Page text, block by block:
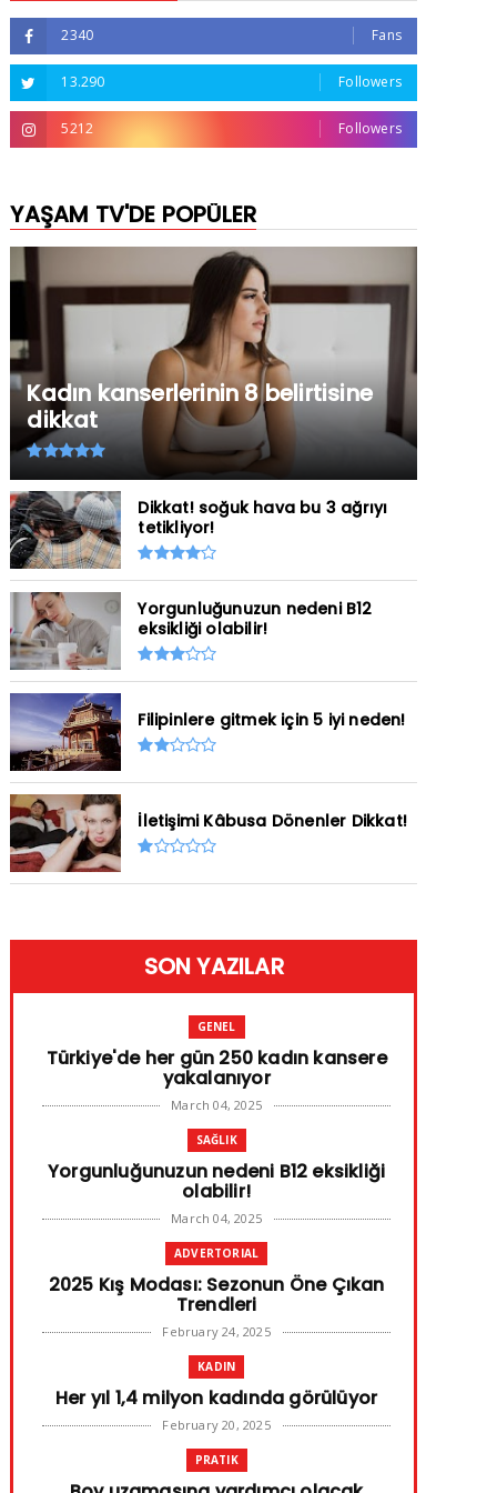
2340 Fans
13.290 Followers
5212 Followers
YAŞAM TV'DE POPÜLER
Kadın kanserlerinin 8 belirtisine
dikkat
Dikkat! soğuk hava bu 3 ağrıyı
tetikliyor!
Yorgunluğunuzun nedeni B12
eksikliği olabilir!
Filipinlere gitmek için 5 iyi neden!
İletişimi Kâbusa Dönenler Dikkat!
SON YAZILAR
GENEL
Türkiye'de her gün 250 kadın kansere
yakalanıyor
March 04, 2025
SAĞLIK
Yorgunluğunuzun nedeni B12 eksikliği
olabilir!
March 04, 2025
ADVERTORIAL
2025 Kış Modası: Sezonun Öne Çıkan
Trendleri
February 24, 2025
KADIN
Her yıl 1,4 milyon kadında görülüyor
February 20, 2025
PRATIK